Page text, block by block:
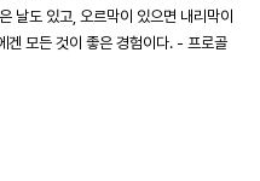
날도 있고, 오르막이 있으면 내리막이
겐 모든 것이 좋은 경험이다. - 프로골